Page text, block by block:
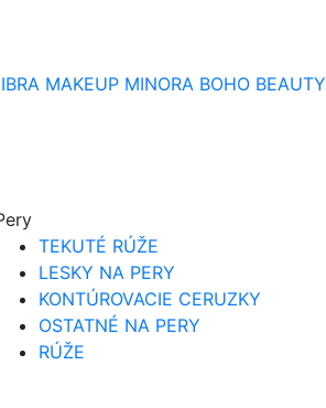
IBRA MAKEUP MINORA BOHO BEAUTY
TEKUTÉ RÚŽE
LESKY NA PERY
KONTÚROVACIE CERUZKY
OSTATNÉ NA PERY
RÚŽE